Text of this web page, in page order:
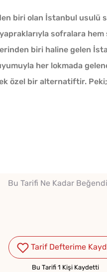
biri olan İstanbul usulü
sofralara hem
biri haline gelen
her lokmada
özel bir alternatiftir.
Bu Tarifi Ne Kadar
Tarif Defterime
Bu Tarifi 1 Kişi Kaydetti
Kavanozda